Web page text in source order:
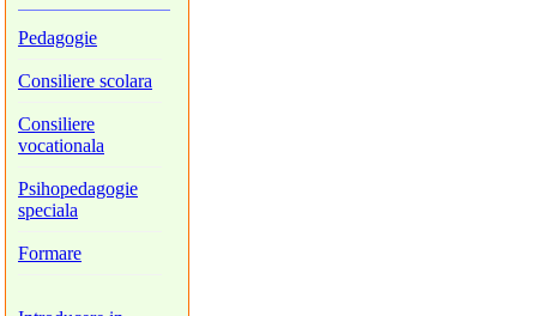
Pedagogie
Consiliere scolara
Consiliere
vocationala
Psihopedagogie
speciala
Formare